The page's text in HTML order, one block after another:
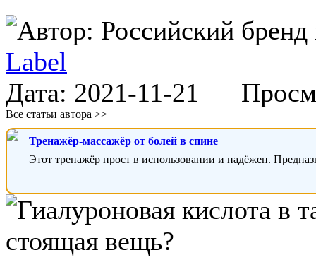
Автор: Российский
Label
Дата: 2021-11-21
Все статьи автора >>
Тренажёр-массажёр от болей в спине
Этот тренажёр прост в использовании и надёжен.